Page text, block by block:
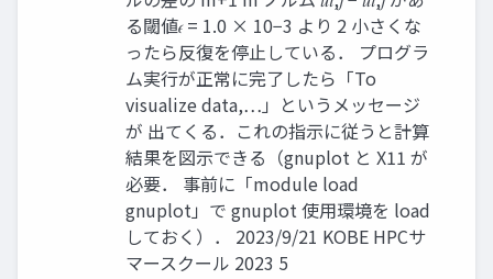
る閾値𝜖 = 1.0 × 10−3 より 2 小さくな
ったら反復を停止している． プログラ
ム実行が正常に完了したら「To
visualize data,…」というメッセージ
が 出てくる．これの指示に従うと計算
結果を図示できる（gnuplot と X11 が
必要． 事前に「module load
gnuplot」で gnuplot 使用環境を load
しておく）． 2023/9/21 KOBE HPCサ
マースクール 2023 5